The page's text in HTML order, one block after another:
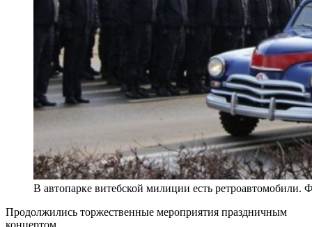
В автопарке витебской милиции есть
Продолжились торжественные мероприятия праздничным
концертом.